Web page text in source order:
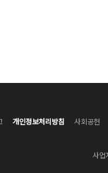
개인정보처리방침 사회공헌
사업